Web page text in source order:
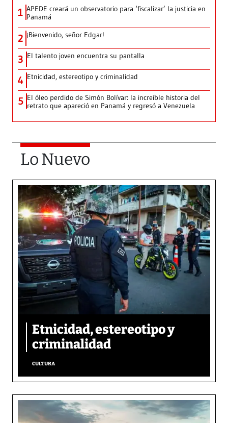
1 APEDE creará un observatorio para ‘fiscalizar’ la justicia en
Panamá
2 ¡Bienvenido, señor Edgar!
3 El talento joven encuentra su pantalla​
4 Etnicidad, estereotipo y criminalidad
5 El óleo perdido de Simón Bolívar: la increíble historia del
retrato que apareció en Panamá y regresó a Venezuela
Lo Nuevo
Etnicidad, estereotipo y
criminalidad
CULTURA